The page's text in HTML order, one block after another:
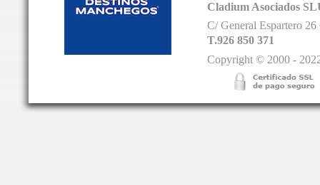
Cladium Asociados
C/ General Espartero
T.926 850 371
Copyright © 2000 -